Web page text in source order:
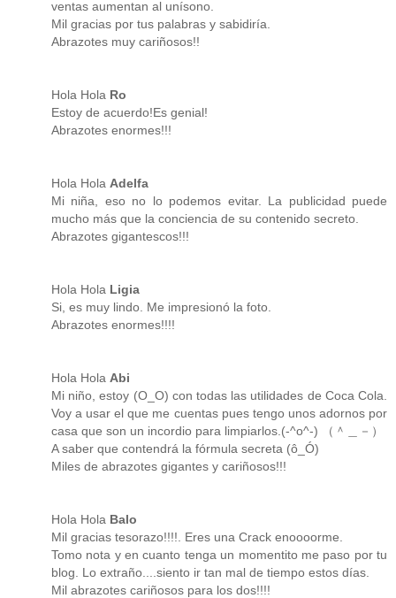
ventas aumentan al unísono.
Mil gracias por tus palabras y sabidiría.
Abrazotes muy cariñosos!!
Hola Hola Ro
Estoy de acuerdo!Es genial!
Abrazotes enormes!!!
Hola Hola Adelfa
Mi niña, eso no lo podemos evitar. La publicidad puede
mucho más que la conciencia de su contenido secreto.
Abrazotes gigantescos!!!
Hola Hola Ligia
Si, es muy lindo. Me impresionó la foto.
Abrazotes enormes!!!!
Hola Hola Abi
Mi niño, estoy (O_O) con todas las utilidades de Coca Cola.
Voy a usar el que me cuentas pues tengo unos adornos por
casa que son un incordio para limpiarlos.(-^o^-) （＾＿－）
A saber que contendrá la fórmula secreta (ô_Ó)
Miles de abrazotes gigantes y cariñosos!!!
Hola Hola Balo
Mil gracias tesorazo!!!!. Eres una Crack enoooorme.
Tomo nota y en cuanto tenga un momentito me paso por tu
blog. Lo extraño....siento ir tan mal de tiempo estos días.
Mil abrazotes cariñosos para los dos!!!!